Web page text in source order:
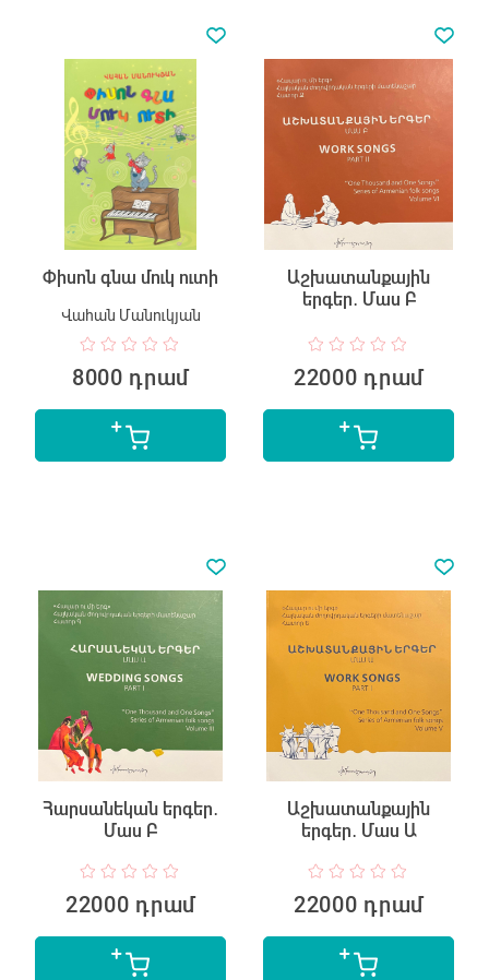
Փիսոն գնա մուկ ուտի
Վահան Մանուկյան
8000 դրամ
Աշխատանքային
երգեր․ Մաս Բ
22000 դրամ
Հարսանեկան երգեր․
Մաս Բ
22000 դրամ
Աշխատանքային
երգեր․ Մաս Ա
22000 դրամ